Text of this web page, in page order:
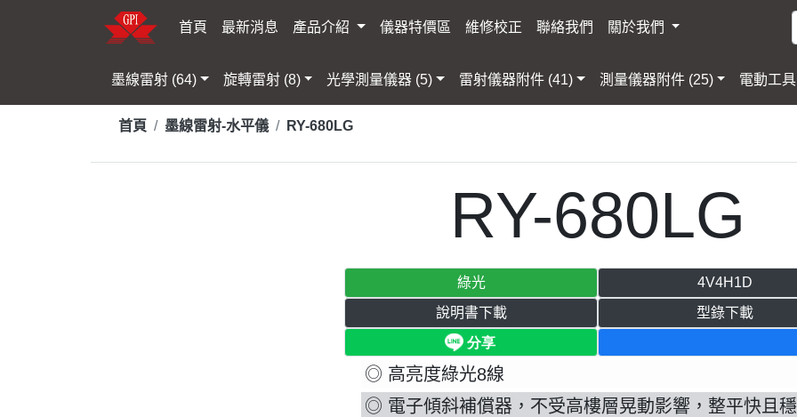
首頁 最新消息 產品介紹 儀器特價區 維修校正 聯絡我們 關於我們
墨線雷射 (64) 旋轉雷射 (8) 光學測量儀器 (5) 雷射儀器附件 (41) 測量儀器附件 (25) 電動工
首頁 墨線雷射-水平儀 RY-680LG
RY-680LG
綠光
4V4H1D
說明書下載
型錄下載
◎ 高亮度綠光8線
◎ 電子傾斜補償器，不受高樓層晃動影響，整平快且